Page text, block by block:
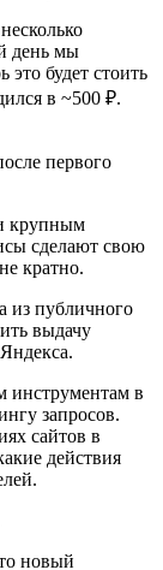
день мы
будет стоить
в ~500 ₽.
первого
крупным
сделают свою
кратно.
из публичного
выдачу
инструментам в
запросов.
сайтов в
действия
новый